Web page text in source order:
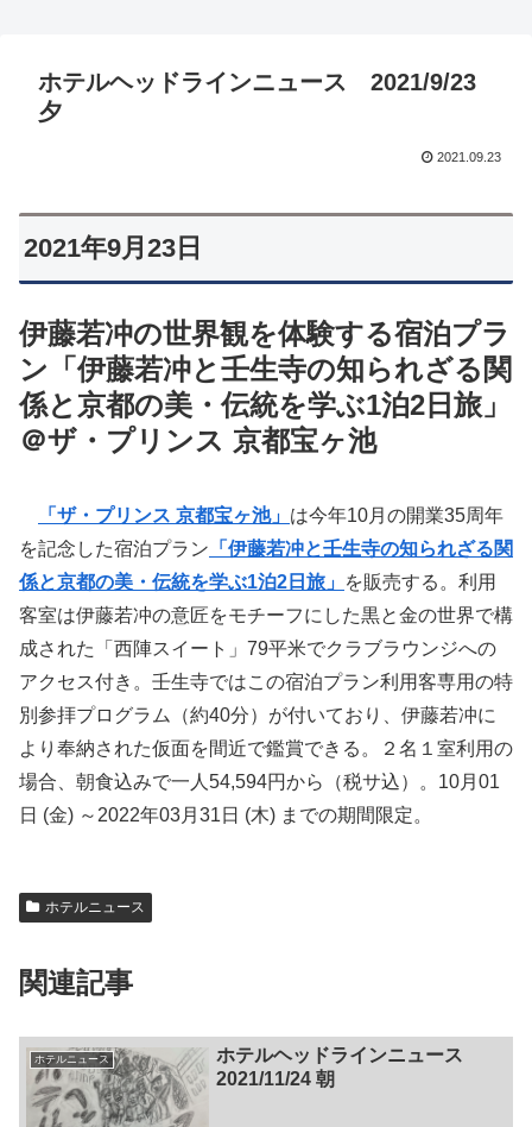
ホテルヘッドラインニュース 2021/9/23
夕
2021.09.23
2021年9月23日
伊藤若冲の世界観を体験する宿泊プラ
ン「伊藤若冲と壬生寺の知られざる関
係と京都の美・伝統を学ぶ1泊2日旅」
＠ザ・プリンス 京都宝ヶ池
「ザ・プリンス 京都宝ヶ池」 は今年10月の開業35周年
を記念した宿泊プラン 「伊藤若冲と壬生寺の知られざる関
係と京都の美・伝統を学ぶ1泊2日旅」 を販売する。利用
客室は伊藤若冲の意匠をモチーフにした黒と金の世界で構
成された「西陣スイート」79平米でクラブラウンジへの
アクセス付き。壬生寺ではこの宿泊プラン利用客専用の特
別参拝プログラム（約40分）が付いており、伊藤若冲に
より奉納された仮面を間近で鑑賞できる。２名１室利用の
場合、朝食込みで一人54,594円から（税サ込）。10月01
日 (金) ～2022年03月31日 (木) までの期間限定。
ホテルニュース
関連記事
ホテルニュース
ホテルヘッドラインニュース
2021/11/24 朝